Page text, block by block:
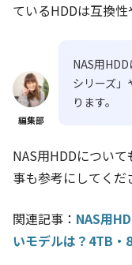
ているHDDは互換性
編集部
NAS用
シリーズ
ります。
NAS用HDDについ
事も参考にしてくだ
関連記事： NAS用
いモデルは？4TB・